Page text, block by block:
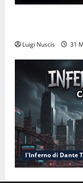
Luigi Nuscis 31
l'Inferno di Dante